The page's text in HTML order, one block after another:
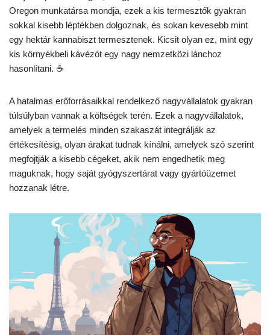
Oregon munkatársa mondja, ezek a kis termesztők gyakran
sokkal kisebb léptékben dolgoznak, és sokan kevesebb mint
egy hektár kannabiszt termesztenek. Kicsit olyan ez, mint egy
kis környékbeli kávézót egy nagy nemzetközi lánchoz
hasonlítani. ☕
A hatalmas erőforrásaikkal rendelkező nagyvállalatok gyakran
túlsúlyban vannak a költségek terén. Ezek a nagyvállalatok,
amelyek a termelés minden szakaszát integrálják az
értékesítésig, olyan árakat tudnak kínálni, amelyek szó szerint
megfojtják a kisebb cégeket, akik nem engedhetik meg
maguknak, hogy saját gyógyszertárat vagy gyártóüzemet
hozzanak létre.